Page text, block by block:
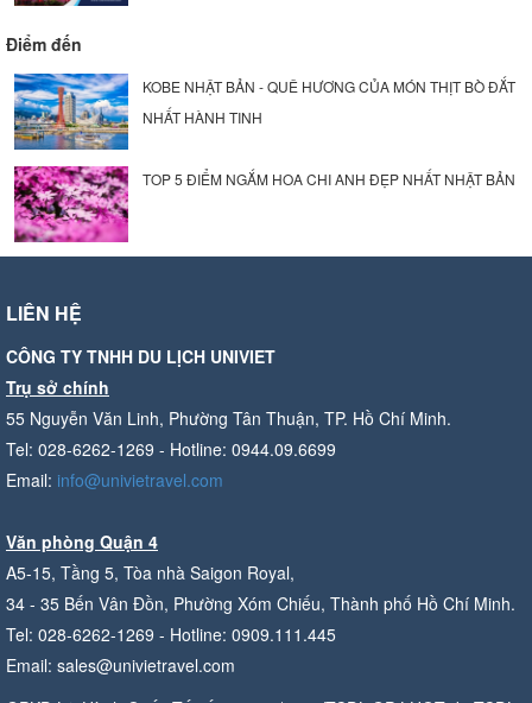
Điểm đến
KOBE NHẬT BẢN - QUÊ HƯƠNG CỦA MÓN THỊT BÒ ĐẮT
NHẤT HÀNH TINH
TOP 5 ĐIỂM NGẮM HOA CHI ANH ĐẸP NHẤT NHẬT BẢN
LIÊN HỆ
CÔNG TY TNHH DU LỊCH UNIVIET
Trụ sở chính
55 Nguyễn Văn Linh, Phường Tân Thuận, TP. Hồ Chí Minh.
Tel: 028-6262-1269 - Hotline: 0944.09.6699
Email: info@univietravel.com
Văn phòng Quận 4
A5-15, Tầng 5, Tòa nhà Saigon Royal,
34 - 35 Bến Vân Đồn, Phường Xóm Chiếu, Thành phố Hồ Chí Minh.
Tel: 028-6262-1269 - Hotline: 0909.111.445
Email: sales@univietravel.com